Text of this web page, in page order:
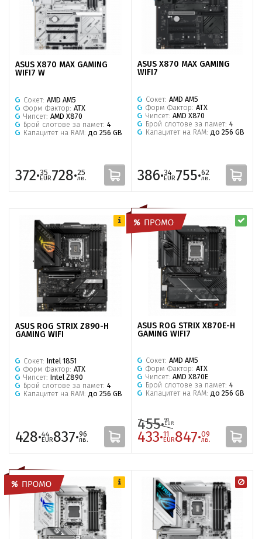
ASUS X870 MAX GAMING
WIFI7 W
Сокет: AMD AM5
Форм Фактор: ATX
Чипсет: AMD X870
Брой слотове за памет: 4
Капацитет на RAM: до 256 GB
372·35
EUR728·25
лв.
ASUS X870 MAX GAMING
WIFI7
Сокет: AMD AM5
Форм Фактор: ATX
Чипсет: AMD X870
Брой слотове за памет: 4
Капацитет на RAM: до 256 GB
386·34
EUR755·62
лв.
ASUS ROG STRIX Z890-H
GAMING WIFI
Сокет: Intel 1851
Форм Фактор: ATX
Чипсет: Intel Z890
Брой слотове за памет: 4
Капацитет на RAM: до 256 GB
428·44
EUR837·96
лв.
ASUS ROG STRIX X870E-H
GAMING WIFI7
Сокет: AMD AM5
Форм Фактор: ATX
Чипсет: AMD X870E
Брой слотове за памет: 4
Капацитет на RAM: до 256 GB
455·90
EUR
433·11
EUR847·09
лв.